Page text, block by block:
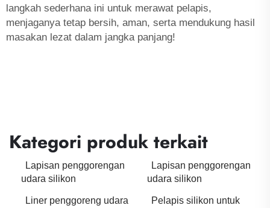
langkah sederhana ini untuk merawat pelapis,
menjaganya tetap bersih, aman, serta mendukung hasil
masakan lezat dalam jangka panjang!
Kategori produk terkait
Lapisan penggorengan
udara silikon
Lapisan penggorengan
udara silikon
Liner penggoreng udara
Pelapis silikon untuk